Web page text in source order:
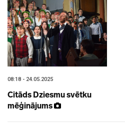
08:18 - 24.05.2025
Citāds Dziesmu svētku
mēģinājums